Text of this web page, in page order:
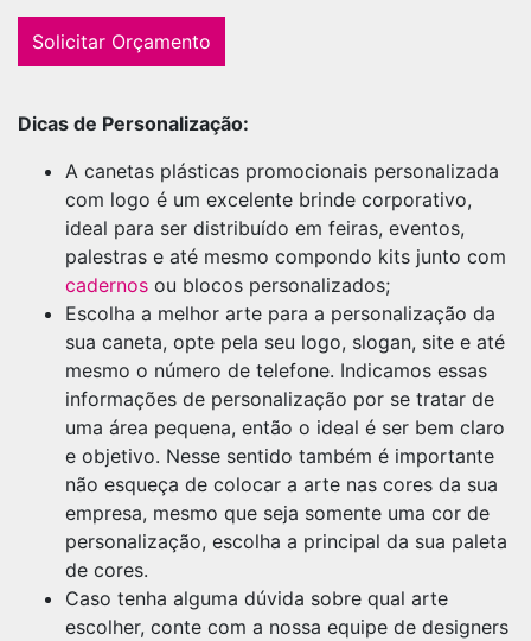
Solicitar Orçamento
Dicas de Personalização:
A canetas plásticas promocionais personalizada
com logo é um excelente brinde corporativo,
ideal para ser distribuído em feiras, eventos,
palestras e até mesmo compondo kits junto com
cadernos ou blocos personalizados;
Escolha a melhor arte para a personalização da
sua caneta, opte pela seu logo, slogan, site e até
mesmo o número de telefone. Indicamos essas
informações de personalização por se tratar de
uma área pequena, então o ideal é ser bem claro
e objetivo. Nesse sentido também é importante
não esqueça de colocar a arte nas cores da sua
empresa, mesmo que seja somente uma cor de
personalização, escolha a principal da sua paleta
de cores.
Caso tenha alguma dúvida sobre qual arte
escolher, conte com a nossa equipe de designers